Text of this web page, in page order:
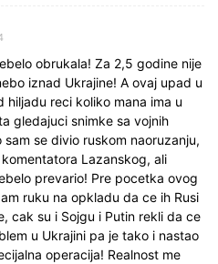
obrukala! Za 2,5 godine nije
iznad Ukrajine! A ovaj upad u
hiljadu reci koliko mana ima u
gledajuci snimke sa vojnih
se divio ruskom naoruzanju,
Lazanskog, ali
prevario! Pre pocetka ovog
ruku na opkladu da ce ih Rusi
cak su i Sojgu i Putin rekli da ce
u Ukrajini pa je tako i nastao
operacija! Realnost me